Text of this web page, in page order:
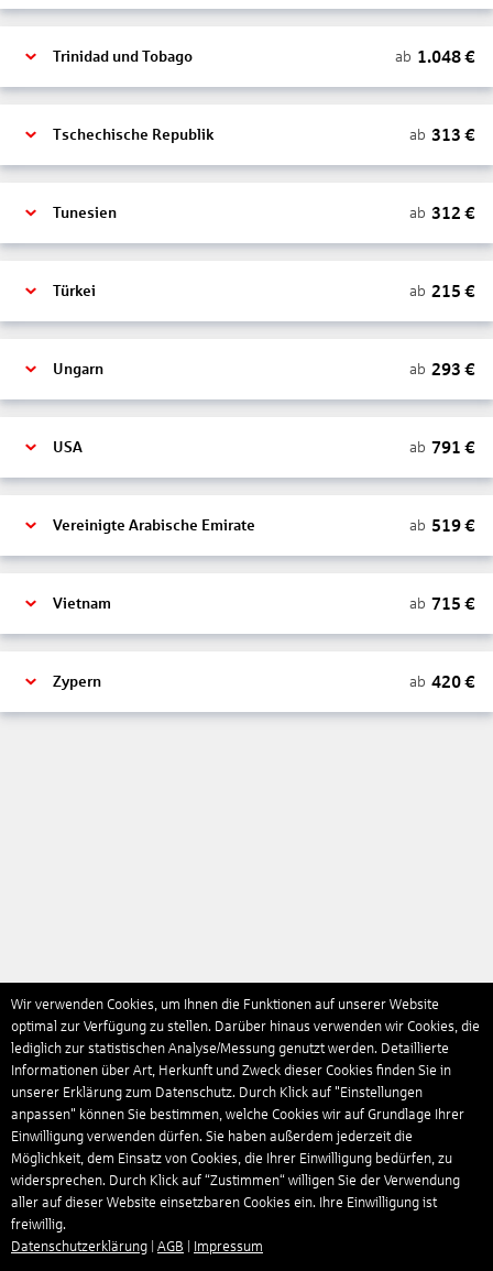
Trinidad und Tobago ab 1.048€
Tschechische Republik ab 313 €
Tunesien ab 312 €
Türkei ab 215 €
Ungarn ab 293 €
USA ab 791 €
Vereinigte Arabische Emirate ab 519€
Vietnam ab 715 €
Zypern ab 420€
Wir verwenden Cookies, um Ihnen die Funktionen auf unserer Website
optimal zur Verfügung zu stellen. Darüber hinaus verwenden wir Cookies, die
lediglich zur statistischen Analyse/Messung genutzt werden. Detaillierte
Informationen über Art, Herkunft und Zweck dieser Cookies finden Sie in
unserer Erklärung zum Datenschutz. Durch Klick auf "Einstellungen
anpassen" können Sie bestimmen, welche Cookies wir auf Grundlage Ihrer
Einwilligung verwenden dürfen. Sie haben außerdem jederzeit die
Möglichkeit, dem Einsatz von Cookies, die Ihrer Einwilligung bedürfen, zu
widersprechen. Durch Klick auf “Zustimmen“ willigen Sie der Verwendung
aller auf dieser Website einsetzbaren Cookies ein. Ihre Einwilligung ist
freiwillig.
Datenschutzerklärung
AGB Impressum